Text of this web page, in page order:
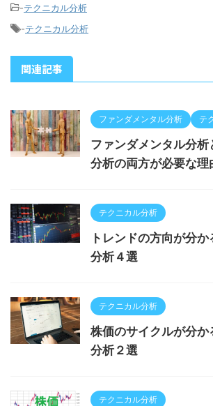
-テクニカル分析
-テクニカル分析
関連記事
ファンダメンタル分析 テ
ファンダメンタル分析
分析の両方が必要な理
テクニカル分析
トレンドの方向が分
分析４選
テクニカル分析
株価のサイクルが分か
分析２選
テクニカル分析